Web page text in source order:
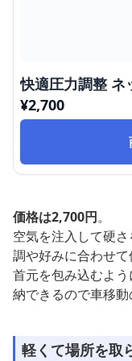
快適圧力調整 ネ
¥2,700
価格は2,700円。
空気を注入して硬
調や好みに合わせて
首元を包み込むよ
納できるので車移動
軽くて場所を取